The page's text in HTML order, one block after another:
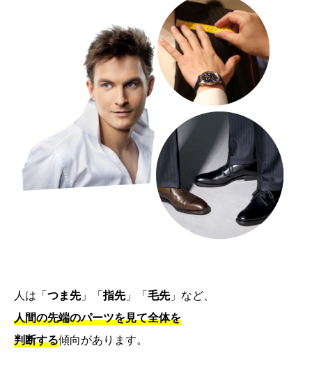
人は「つま先」「指先」「毛先」など、
人間の先端のパーツを見て全体を
判断する傾向があります。